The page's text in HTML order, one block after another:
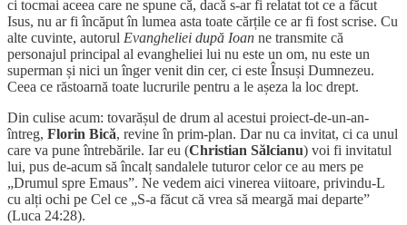
ci tocmai aceea care ne spune că, dacă s-ar fi relatat tot ce a făcut
Isus, nu ar fi încăput în lumea asta toate cărțile ce ar fi fost scrise. Cu
alte cuvinte, autorul Evangheliei după Ioan ne transmite că
personajul principal al evangheliei lui nu este un om, nu este un
superman și nici un înger venit din cer, ci este Însuși Dumnezeu.
Ceea ce răstoarnă toate lucrurile pentru a le așeza la loc drept.
Din culise acum: tovarășul de drum al acestui proiect-de-un-an-
întreg, Florin Bică, revine în prim-plan. Dar nu ca invitat, ci ca unul
care va pune întrebările. Iar eu (Christian Sălcianu) voi fi invitatul
lui, pus de-acum să încalț sandalele tuturor celor ce au mers pe
„Drumul spre Emaus”. Ne vedem aici vinerea viitoare, privindu-L
cu alți ochi pe Cel ce „S-a făcut că vrea să meargă mai departe”
(Luca 24:28).